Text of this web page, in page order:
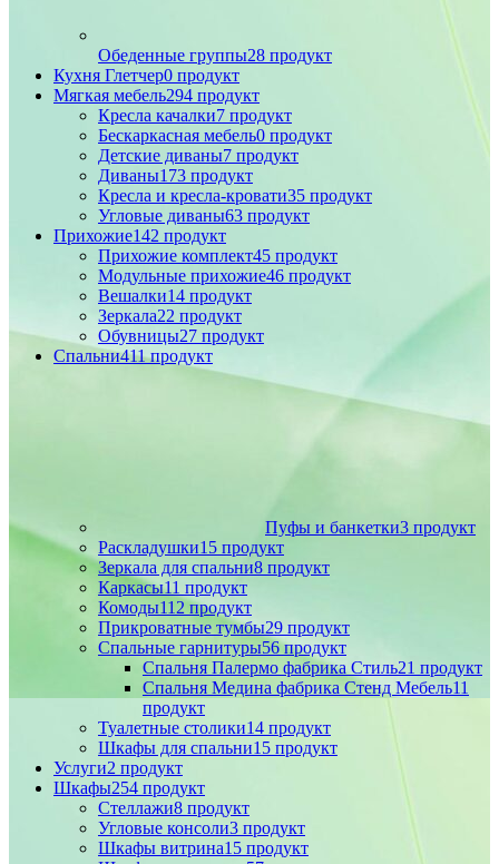
Обеденные группы28 продукт
Кухня Глетчер0 продукт
Мягкая мебель294 продукт
Кресла качалки7 продукт
Бескаркасная мебель0 продукт
Детские диваны7 продукт
Диваны173 продукт
Кресла и кресла-кровати35 продукт
Угловые диваны63 продукт
Прихожие142 продукт
Прихожие комплект45 продукт
Модульные прихожие46 продукт
Вешалки14 продукт
Зеркала22 продукт
Обувницы27 продукт
Спальни411 продукт
Пуфы и банкетки3 продукт
Раскладушки15 продукт
Зеркала для спальни8 продукт
Каркасы11 продукт
Комоды112 продукт
Прикроватные тумбы29 продукт
Спальные гарнитуры56 продукт
Спальня Палермо фабрика Стиль21 продукт
Спальня Медина фабрика Стенд Мебель11
продукт
Туалетные столики14 продукт
Шкафы для спальни15 продукт
Услуги2 продукт
Шкафы254 продукт
Стеллажи8 продукт
Угловые консоли3 продукт
Шкафы витрина15 продукт